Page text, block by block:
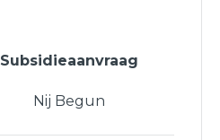
Subsidieaanvraag
Nij Begun